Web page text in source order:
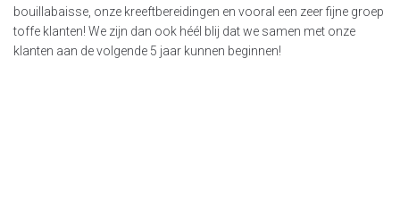
bouillabaisse, onze kreeftbereidingen en vooral een zeer fijne groep
toffe klanten! We zijn dan ook héél blij dat we samen met onze
klanten aan de volgende 5 jaar kunnen beginnen!